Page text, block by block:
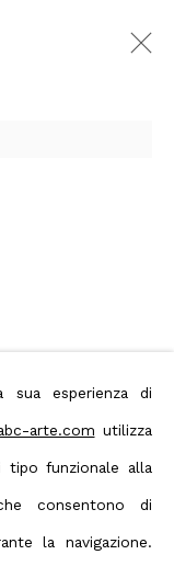
sua esperienza di
arte.com utilizza
funzionale alla
consentono di
la navigazione.
version of the